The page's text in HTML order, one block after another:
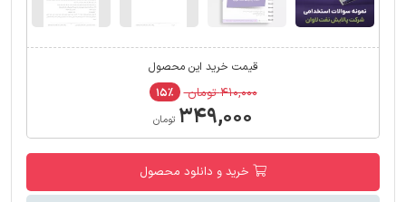
قیمت خرید این محصول
۴۱۰,۰۰۰ تومان ۱۵٪
۳۴۹,۰۰۰ تومان
خرید و دانلود محصول